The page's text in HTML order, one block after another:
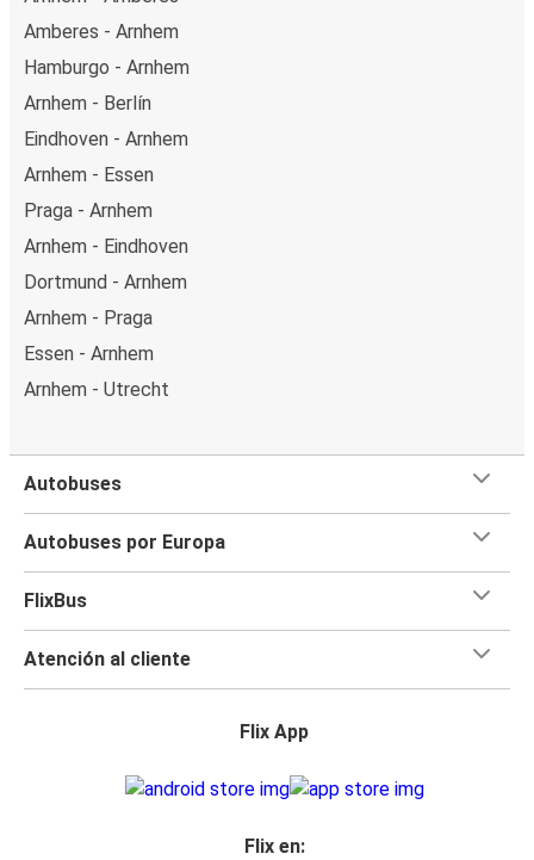
Amberes - Arnhem
Hamburgo - Arnhem
Arnhem - Berlín
Eindhoven - Arnhem
Arnhem - Essen
Praga - Arnhem
Arnhem - Eindhoven
Dortmund - Arnhem
Arnhem - Praga
Essen - Arnhem
Arnhem - Utrecht
Autobuses
Autobuses por Europa
FlixBus
Atención al cliente
Flix App
Flix en: